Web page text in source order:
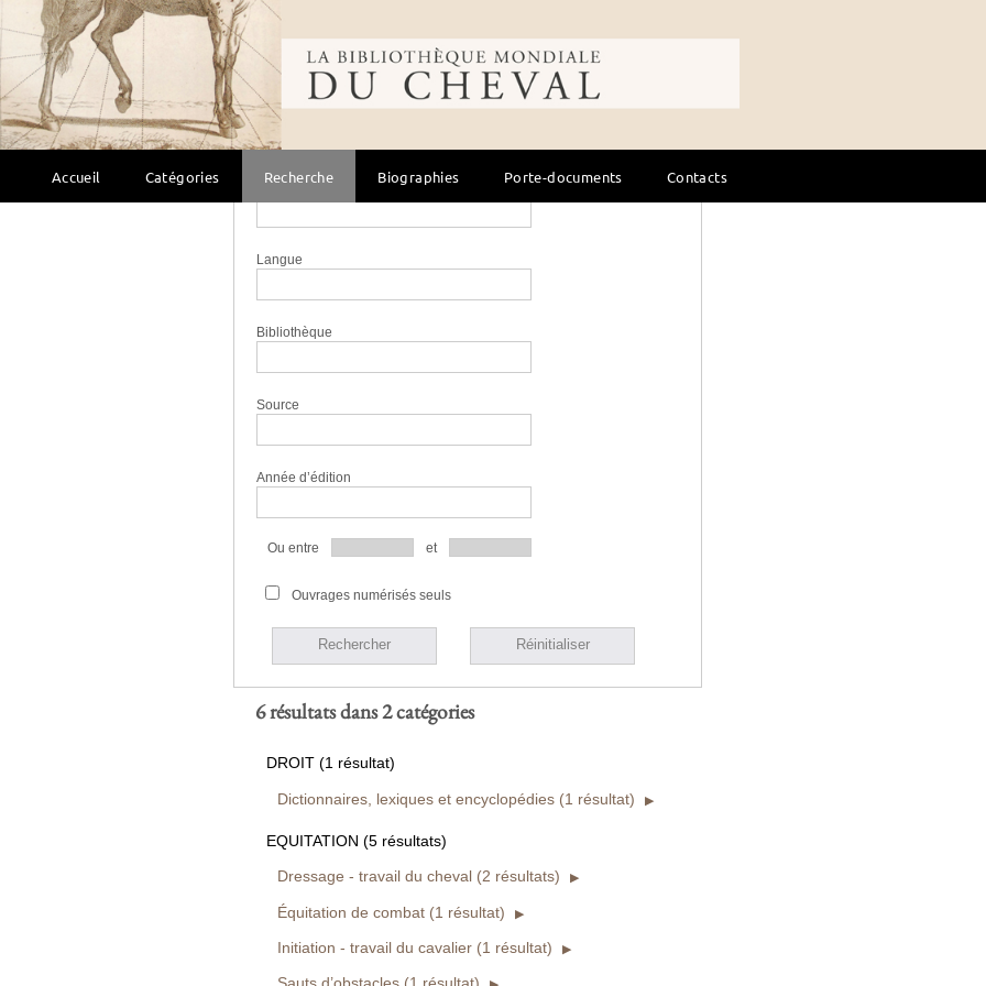
Bibliothèque mondiale du cheval
Accueil Catégories Recherche Biographies Porte-documents Contacts
Éditeur
Collection
Lieu
Langue
Bibliothèque
Source
Année d’édition
Ou entre et
Ouvrages numérisés seuls
Rechercher Réinitialiser
6 résultats dans 2 catégories
DROIT (1 résultat)
Dictionnaires, lexiques et encyclopédies (1 résultat)
EQUITATION (5 résultats)
Dressage - travail du cheval (2 résultats)
Équitation de combat (1 résultat)
Initiation - travail du cavalier (1 résultat)